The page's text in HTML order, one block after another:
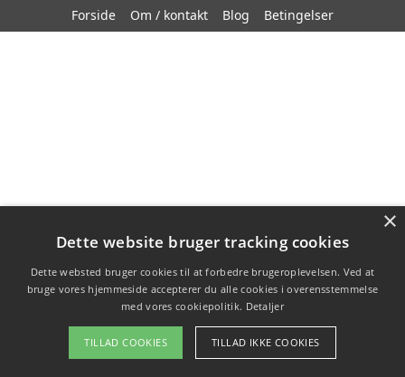
Forside
Om / kontakt Blog Betingelser
×
Dette website bruger tracking cookies
Dette websted bruger cookies til at forbedre brugeroplevelsen. Ved at
bruge vores hjemmeside accepterer du alle cookies i overensstemmelse
med vores cookiepolitik. Detaljer
TILLAD COOKIES TILLAD IKKE COOKIES